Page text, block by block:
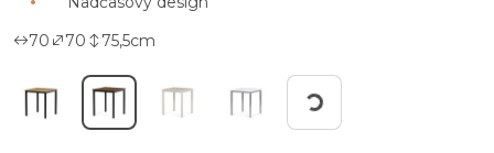
70
70 75,5cm
Working...